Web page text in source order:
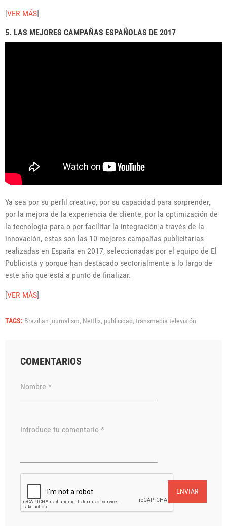
[VER MÁS]
5. LAS MEJORES CAMPAÑAS ESPAÑOLAS DE 2017
Ya sea por su perfil creativo, por su capacidad para sorprender,
por la mejora de la experiencia de cliente, por la optimización de
la tecnología para o por facilitar la integración a través de la
innovación, estas son las 10 mejores campañas publicitarias
realizadas en España en 2017, seleccionadas por el equipo de El
Publicista y porque han destacado sectorialmente a lo largo de
este año que está a punto de finalizar.
[VER MÁS]
TAGS: Brazilian journalism, Netflix, publicidad, transmedia televisión
COMENTARIOS
Nombre *
Introduce tu comentario *
ENVIAR